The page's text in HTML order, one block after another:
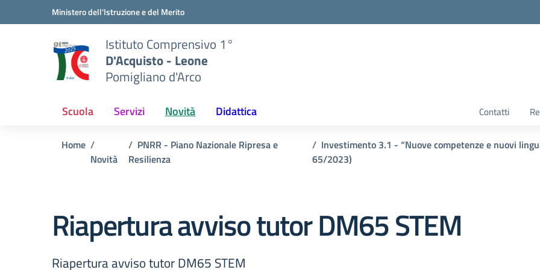
Vai ai contenuti
Vai al menu di navigazioneMinistero dell'Istruzione e del Merito
Istituto Comprensivo 1°
D'Acquisto - Leone
Pomigliano d'Arco
Scuola Servizi Novità Didattica Contatti
Home
Novità
PNRR - Piano Nazionale Ripresa e
Resilienza
Investimento 3.1 - “Nuove competenze e nuovi
65/2023)
Riapertura avviso tutor DM65 STEM
Riapertura avviso tutor DM65 STEM